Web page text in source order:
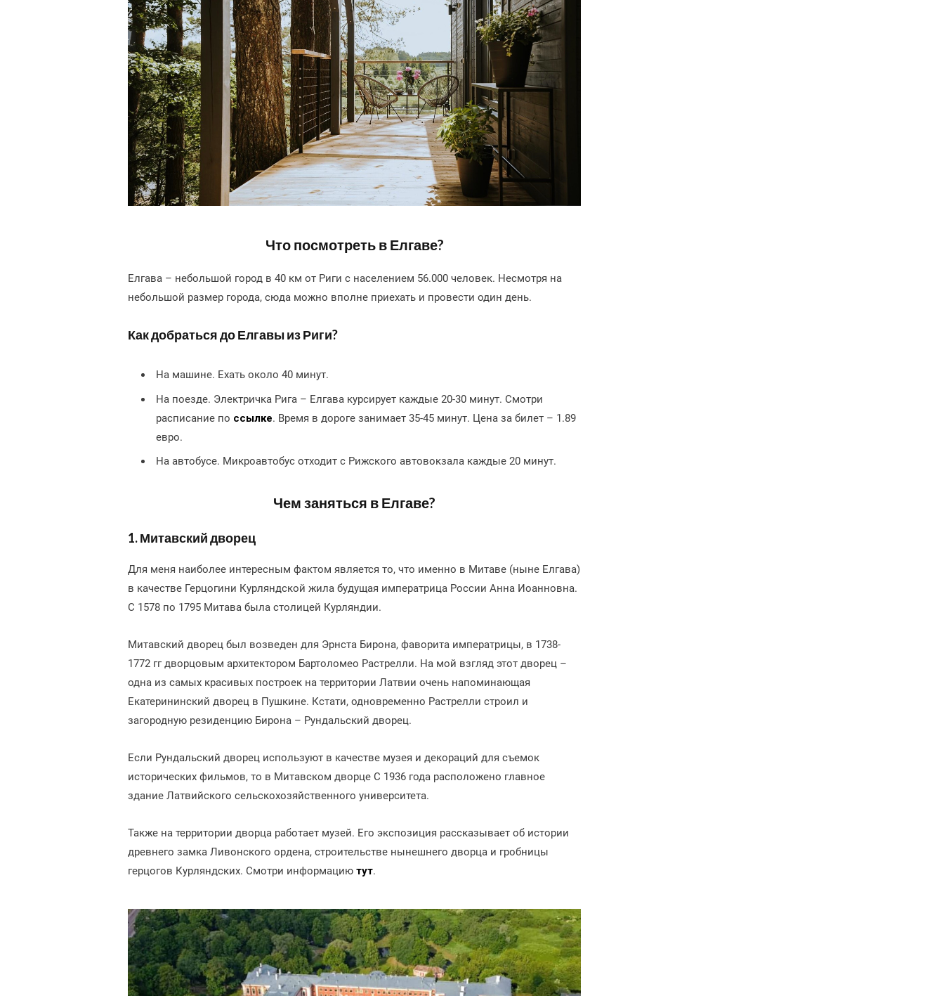
Что посмотреть в Елгаве?
Елгава – небольшой город в 40 км от Риги с населением 56.000 человек. Несмотря на
небольшой размер города, сюда можно вполне приехать и провести один день.
Как добраться до Елгавы из Риги?
На машине. Ехать около 40 минут.
На поезде. Электричка Рига – Елгава курсирует каждые 20-30 минут. Смотри
расписание по ссылке. Время в дороге занимает 35-45 минут. Цена за билет – 1.89
евро.
На автобусе. Микроавтобус отходит с Рижского автовокзала каждые 20 минут.
Чем заняться в Елгаве?
1. Митавский дворец
Для меня наиболее интересным фактом является то, что именно в Митаве (ныне Елгава)
в качестве Герцогини Курляндской жила будущая императрица России Анна Иоанновна.
С 1578 по 1795 Митава была столицей Курляндии.
Митавский дворец был возведен для Эрнста Бирона, фаворита императрицы, в 1738-
1772 гг дворцовым архитектором Бартоломео Растрелли. На мой взгляд этот дворец –
одна из самых красивых построек на территории Латвии очень напоминающая
Екатерининский дворец в Пушкине. Кстати, одновременно Растрелли строил и
загородную резиденцию Бирона – Рундальский дворец.
Если Рундальский дворец используют в качестве музея и декораций для съемок
исторических фильмов, то в Митавском дворце С 1936 года расположено главное
здание Латвийского сельскохозяйственного университета.
Также на территории дворца работает музей. Его экспозиция рассказывает об истории
древнего замка Ливонского ордена, строительстве нынешнего дворца и гробницы
герцогов Курляндских. Смотри информацию тут.